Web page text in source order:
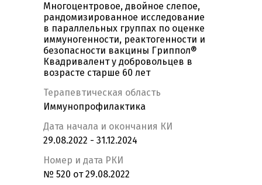
Многоцентровое, двойное слепое,
рандомизированное исследование
в параллельных группах по оценке
иммуногенности, реактогенности и
безопасности вакцины Гриппол®
Квадривалент у добровольцев в
возрасте старше 60 лет
Терапевтическая область
Иммунопрофилактика
Дата начала и окончания КИ
29.08.2022 - 31.12.2024
Номер и дата РКИ
№ 520 от 29.08.2022